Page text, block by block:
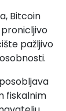
Bitcoin
pažljivo
fiskalnim